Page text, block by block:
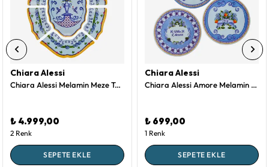
Chiara Alessi
Chiara Alessi Melamin Meze Tabağı 7 Parça
₺ 4.999,00
2 Renk
SEPETE EKLE
Chiara Alessi
Chiara Alessi Amore Melamin Bardak Altlığı 9,5 Cm
₺ 699,00
1 Renk
SEPETE EKLE